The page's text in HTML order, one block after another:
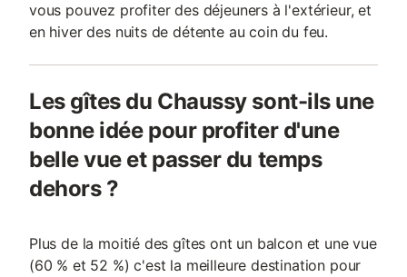
vous pouvez profiter des déjeuners à l'extérieur, et
en hiver des nuits de détente au coin du feu.
Les gîtes du Chaussy sont-ils une
bonne idée pour profiter d'une
belle vue et passer du temps
dehors ?
Plus de la moitié des gîtes ont un balcon et une vue
(60 % et 52 %) c'est la meilleure destination pour